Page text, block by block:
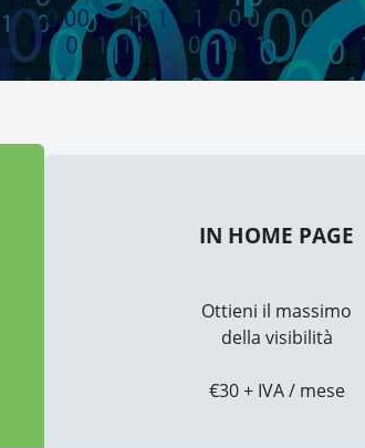
IN HOME PAGE
Ottieni il massimo
della visibilità
€30 + IVA / mese